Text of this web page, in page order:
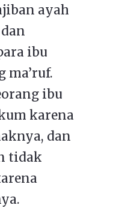
ayah
ibu
ma’ruf.
ibu
karena
dan
tidak